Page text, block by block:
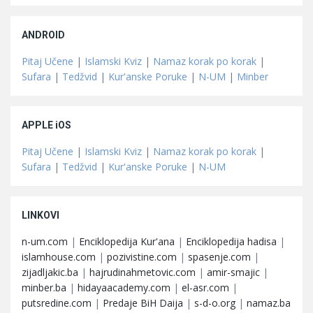
ANDROID
Pitaj Učene | Islamski Kviz | Namaz korak po korak |
Sufara | Tedžvid | Kur'anske Poruke | N-UM | Minber
APPLE iOS
Pitaj Učene | Islamski Kviz | Namaz korak po korak |
Sufara | Tedžvid | Kur'anske Poruke | N-UM
LINKOVI
n-um.com | Enciklopedija Kur'ana | Enciklopedija hadisa |
islamhouse.com | pozivistine.com | spasenje.com |
zijadljakic.ba | hajrudinahmetovic.com | amir-smajic |
minber.ba | hidayaacademy.com | el-asr.com |
putsredine.com | Predaje BiH Daija | s-d-o.org | namaz.ba